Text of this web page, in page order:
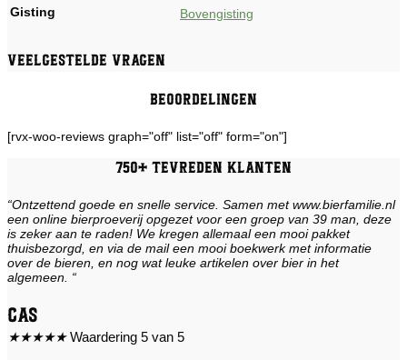
Gisting Bovengisting
Veelgestelde vragen
Beoordelingen
[rvx-woo-reviews graph="off" list="off" form="on"]
750+ tevreden klanten
“Ontzettend goede en snelle service. Samen met www.bierfamilie.nl
een online bierproeverij opgezet voor een groep van 39 man, deze
is zeker aan te raden! We kregen allemaal een mooi pakket
thuisbezorgd, en via de mail een mooi boekwerk met informatie
over de bieren, en nog wat leuke artikelen over bier in het
algemeen. “
Cas
★★★★★ Waardering 5 van 5